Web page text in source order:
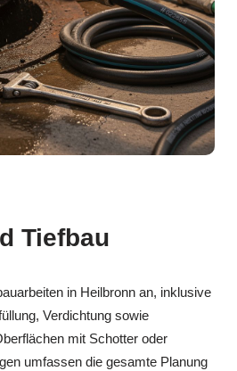
Tiefbau
in Heilbronn an, inklusive
Verdichtung sowie
mit Schotter oder
umfassen die gesamte Planung